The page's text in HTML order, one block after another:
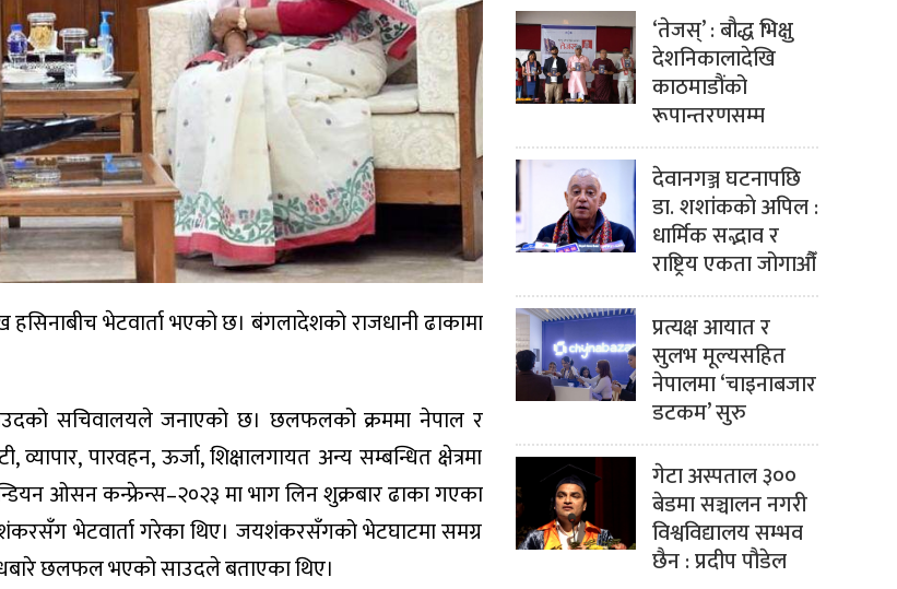
हसिनाबीच भेटवार्ता भएको छ। बंगलादेशको राजधानी ढाकामा
सचिवालयले जनाएको छ। छलफलको क्रममा नेपाल र
पारवहन, ऊर्जा, शिक्षालगायत अन्य सम्बन्धित क्षेत्रमा
ओसन कन्फ्रेन्स–२०२३ मा भाग लिन शुक्रबार ढाका गएका
भेटवार्ता गरेका थिए। जयशंकरसँगको भेटघाटमा समग्र
छलफल भएको साउदले बताएका थिए।
‘तेजस्’ : बौद्ध भिक्षु
देशनिकालादेखि
काठमाडौंको
रूपान्तरणसम्म
देवानगञ्ज घटनापछि
डा. शशांककाे अपिल :
धार्मिक सद्भाव र
राष्ट्रिय एकता जोगाऔँ
प्रत्यक्ष आयात र
सुलभ मूल्यसहित
नेपालमा ‘चाइनाबजार
डटकम’ सुरु
गेटा अस्पताल ३००
बेडमा सञ्चालन नगरी
विश्वविद्यालय सम्भव
छैन : प्रदीप पौडेल